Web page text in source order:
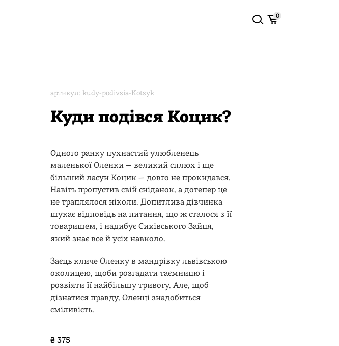
0
артикул: kudy-podivsia-Kotsyk
Куди подівся Коцик?
Одного ранку пухнастий улюбленець
маленької Оленки — великий сплюх і ще
більший ласун Коцик — довго не прокидався.
Навіть пропустив свій сніданок, а дотепер це
не траплялося ніколи. Допитлива дівчинка
шукає відповідь на питання, що ж сталося з її
товаришем, і надибує Сихівського Зайця,
який знає все й усіх навколо.
Заєць кличе Оленку в мандрівку львівською
околицею, щоби розгадати таємницю і
розвіяти її найбільшу тривогу. Але, щоб
дізнатися правду, Оленці знадобиться
сміливість.
₴375